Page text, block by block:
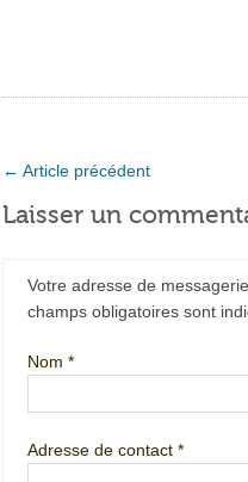
← Article précédent
Laisser un
Votre adresse de
champs obligatoires sont
Nom*
Adresse de contact*